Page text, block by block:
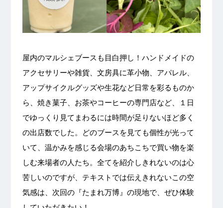
屋内のマルシェブースも目白押し！ハンドメイドの
アクセサリーや雑貨、文房具に革小物、アパレル、
アップサイクルグッズや生花など日常を彩るものか
ら、焼き菓子、お茶やコーヒーの専門店など、１日
でゆっくり見てまわるには時間が足りないほど多く
の出店数でした。どのブースを見ても個性が光って
いて、温かみを感じる会場のあちこちで買い物を楽
しむ来場者の人たち。全てを紹介しきれないのは心
苦しいのですが、テキストでは伝えきれないこの空
気感は、次回の『たまれ万博』の現地で、ぜひ体験